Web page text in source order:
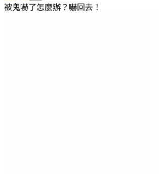
被鬼嚇了怎麼辦？嚇回去！